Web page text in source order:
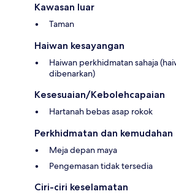
Kawasan luar
Taman
Haiwan kesayangan
Haiwan perkhidmatan sahaja
dibenarkan)
Kesesuaian/Kebolehcapaian
Hartanah bebas asap rokok
Perkhidmatan dan kemudahan
Meja depan maya
Pengemasan tidak tersedia
Ciri-ciri keselamatan